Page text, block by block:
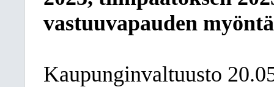
vastuuvapauden
Kaupunginvaltuusto